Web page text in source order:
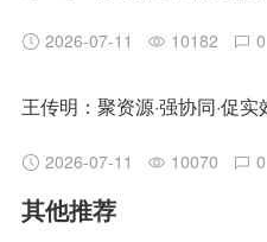
2026-07-11 10182 0
2026-07-11 10070 0
其他推荐